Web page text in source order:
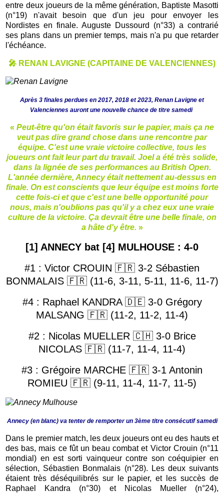
entre deux joueurs de la même génération, Baptiste Masotti
(n°19) n'avait besoin que d'un jeu pour envoyer les
Nordistes en finale. Auguste Dussourd (n°33) a contrarié
ses plans dans un premier temps, mais n'a pu que retarder
l'échéance.
🎤 RENAN LAVIGNE (CAPITAINE DE VALENCIENNES)
Après 3 finales perdues en 2017, 2018 et 2023, Renan Lavigne et
Valenciennes auront une nouvelle chance de titre samedi
« Peut-être qu'on était favoris sur le papier, mais ça ne
veut pas dire grand chose dans une rencontre par
équipe. C'est une vraie victoire collective, tous les
joueurs ont fait leur part du travail. Joel a été très solide,
dans la lignée de ses performances au British Open.
L'année dernière, Annecy était nettement au-dessus en
finale. On est conscients que leur équipe est moins forte
cette fois-ci et que c'est une belle opportunité pour
nous, mais n'oublions pas qu'il y a chez eux une vraie
culture de la victoire. Ça devrait être une belle finale, on
a hâte d'y être. »
[1] ANNECY bat [4] MULHOUSE : 4-0
#1 : Victor CROUIN 🇫🇷 3-2 Sébastien
BONMALAIS 🇫🇷 (11-6, 3-11, 5-11, 11-6, 11-7)
#4 : Raphael KANDRA 🇩🇪 3-0 Grégory
MALSANG 🇫🇷 (11-2, 11-2, 11-4)
#2 : Nicolas MUELLER 🇨🇭 3-0 Brice
NICOLAS 🇫🇷 (11-7, 11-4, 11-4)
#3 : Grégoire MARCHE 🇫🇷 3-1 Antonin
ROMIEU 🇫🇷 (9-11, 11-4, 11-7, 11-5)
Annecy (en blanc) va tenter de remporter un 3ème titre consécutif samedi
Dans le premier match, les deux joueurs ont eu des hauts et
des bas, mais ce fût un beau combat et Victor Crouin (n°11
mondial) en est sorti vainqueur contre son coéquipier en
sélection, Sébastien Bonmalais (n°28). Les deux suivants
étaient très déséquilibrés sur le papier, et les succès de
Raphael Kandra (n°30) et Nicolas Mueller (n°24),